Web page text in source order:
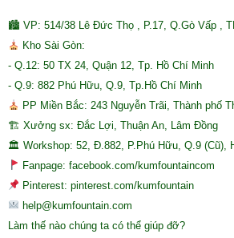
🏙 VP: 514/38 Lê Đức Thọ , P.17, Q.Gò Vấp ,
Kho Sài Gòn:
- Q.12: 50 TX 24, Quận 12, Tp. Hồ Chí Minh
- Q.9: 882 Phú Hữu, Q.9, Tp.Hồ Chí Minh
PP Miền Bắc: 243 Nguyễn Trãi, Thành phố
🏗 Xưởng sx: Đắc Lợi, Thuận An, Lâm Đồng
🏛 Workshop: 52, Đ.882, P.Phú Hữu, Q.9 (Cũ),
Fanpage: facebook.com/kumfountaincom
Pinterest: pinterest.com/kumfountain
help@kumfountain.com
Làm thế nào chúng ta có thể giúp đỡ?